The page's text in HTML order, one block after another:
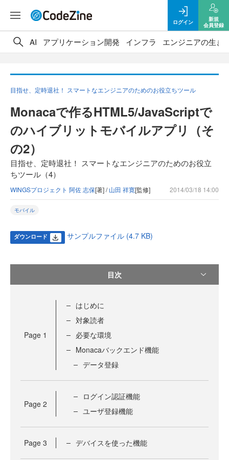
ログイン
新規
会員登録
AI アプリケーション開発 インフラ エンジニアの生き
目指せ、定時退社！ スマートなエンジニアのためのお役立ちツール
Monacaで作るHTML5/JavaScriptで
のハイブリットモバイルアプリ（そ
の2）
目指せ、定時退社！ スマートなエンジニアのためのお役立
ちツール（4）
WINGSプロジェクト 阿佐 志保[著] /山田 祥寛[監修] 2014/03/18 14:00
モバイル
ダウンロード サンプルファイル (4.7 KB)
目次
Page 1
はじめに
対象読者
必要な環境
Monacaバックエンド機能
データ登録
Page 2
ログイン認証機能
ユーザ登録機能
Page 3 デバイスを使った機能